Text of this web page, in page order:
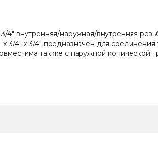
4" внутренняя/наружная/внутренняя
3/4" х 3/4" предназначен для
так же с наружной конической